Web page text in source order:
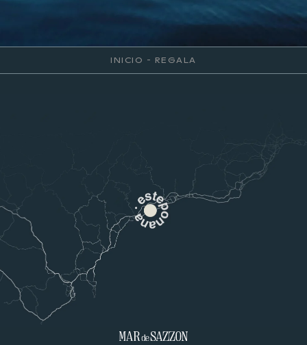
INICIO - REGALA